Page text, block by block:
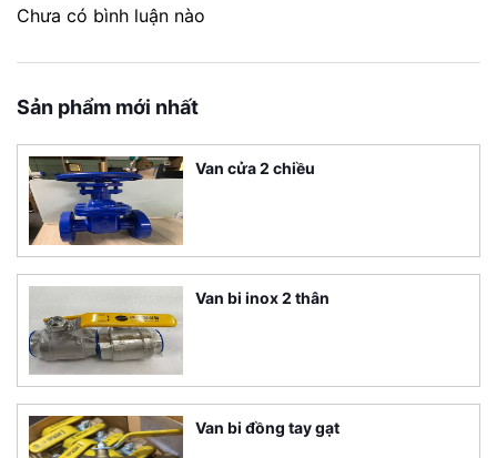
Chưa có bình luận nào
Sản phẩm mới nhất
Van cửa 2 chiều
Van bi inox 2 thân
Van bi đồng tay gạt